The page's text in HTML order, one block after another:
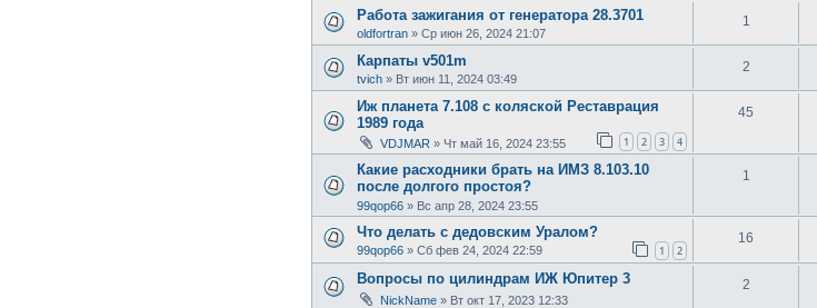
Работа зажигания от генератора 28.3701
oldfortran » Ср июн 26, 2024 21:07
1
Карпаты v501m
tvich » Вт июн 11, 2024 03:49
2
Иж планета 7.108 с коляской Реставрация
1989 года
VDJMAR » Чт май 16, 2024 23:55 1 2 3 4
45
Какие расходники брать на ИМЗ 8.103.10
после долгого простоя?
99qop66 » Вс апр 28, 2024 23:55
1
Что делать с дедовским Уралом?
99qop66 » Сб фев 24, 2024 22:59 1 2
16
Вопросы по цилиндрам ИЖ Юпитер 3
NickName » Вт окт 17, 2023 12:33
2